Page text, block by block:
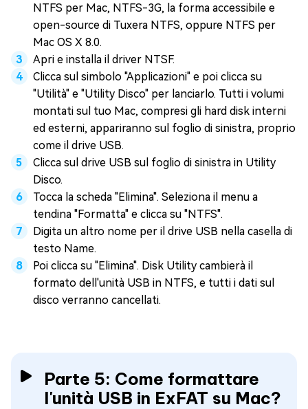
NTFS per Mac, NTFS-3G, la forma accessibile e
open-source di Tuxera NTFS, oppure NTFS per
Mac OS X 8.0.
Apri e installa il driver NTSF.
Clicca sul simbolo "Applicazioni" e poi clicca su
"Utilità" e "Utility Disco" per lanciarlo. Tutti i volumi
montati sul tuo Mac, compresi gli hard disk interni
ed esterni, appariranno sul foglio di sinistra, proprio
come il drive USB.
Clicca sul drive USB sul foglio di sinistra in Utility
Disco.
Tocca la scheda "Elimina". Seleziona il menu a
tendina "Formatta" e clicca su "NTFS".
Digita un altro nome per il drive USB nella casella di
testo Name.
Poi clicca su "Elimina". Disk Utility cambierà il
formato dell'unità USB in NTFS, e tutti i dati sul
disco verranno cancellati.
Parte 5: Come formattare
l'unità USB in ExFAT su Mac?